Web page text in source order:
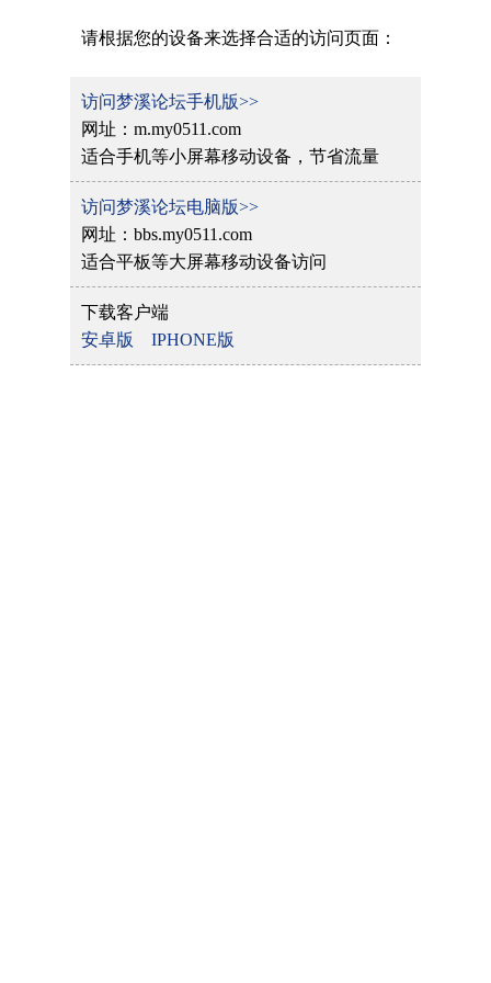
请根据您的设备来选择合适的访问页面：
访问梦溪论坛手机版>>
网址：m.my0511.com
适合手机等小屏幕移动设备，节省流量
访问梦溪论坛电脑版>>
网址：bbs.my0511.com
适合平板等大屏幕移动设备访问
下载客户端
安卓版
IPHONE版